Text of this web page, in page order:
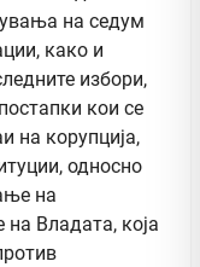
на седум
како и
избори,
кои се
на корупција,
односно
на
на Владата, која